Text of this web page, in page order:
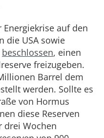
auf den
die USA sowie
beschlossen, einen
freizugeben.
Barrel dem
werden. Sollte es
von Hormus
diese Reserven
drei Wochen